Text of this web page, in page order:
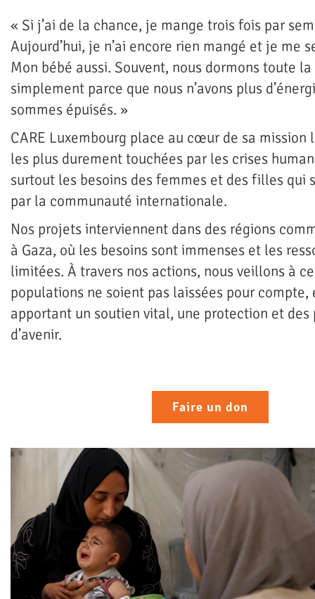
« Si j’ai de la chance, je mange trois fois par
Aujourd’hui, je n’ai encore rien mangé et je me
Mon bébé aussi. Souvent, nous dormons toute
simplement parce que nous n’avons plus
sommes épuisés. »
CARE Luxembourg place au cœur de sa mission
les plus durement touchées par les crises
surtout les besoins des femmes et des filles qui
par la communauté internationale.
Nos projets interviennent dans des régions
à Gaza, où les besoins sont immenses et les
limitées. À travers nos actions, nous veillons à
populations ne soient pas laissées pour compte,
apportant un soutien vital, une protection et des
d’avenir.
Faire un don